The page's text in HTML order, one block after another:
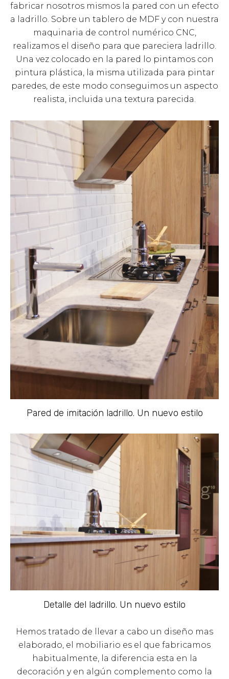
fabricar nosotros mismos la pared con un efecto
a ladrillo. Sobre un tablero de MDF y con nuestra
maquinaria de control numérico CNC,
realizamos el diseño para que pareciera ladrillo.
Una vez colocado en la pared lo pintamos con
pintura plástica, la misma utilizada para pintar
paredes, de este modo conseguimos un aspecto
realista, incluida una textura parecida.
Pared de imitación ladrillo. Un nuevo estilo
Detalle del ladrillo. Un nuevo estilo
Hemos tratado de llevar a cabo un diseño mas
elaborado, el mobiliario es el que fabricamos
habitualmente, la diferencia esta en la
decoración y en algún complemento como la